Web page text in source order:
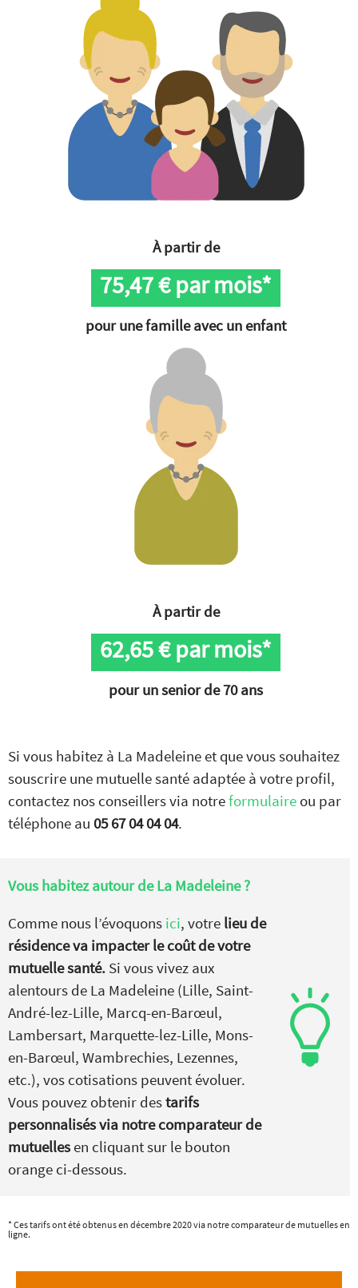
À partir de
75,47€ par mois*
pour une famille avec un enfant
À partir de
62,65€ par mois*
pour un senior de 70 ans
Si vous habitez à La Madeleine et que vous souhaitez
souscrire une mutuelle santé adaptée à votre profil,
contactez nos conseillers via notreformulaire ou par
téléphone au 05 67 04 04 04.
Vous habitez autour deLa Madeleine ?
Comme nous l’évoquons ici, votre lieu de
résidence va impacter le coût de votre
mutuelle santé. Si vous vivez aux
alentours de La Madeleine (Lille, Saint-
André-lez-Lille, Marcq-en-Barœul,
Lambersart, Marquette-lez-Lille, Mons-
en-Barœul, Wambrechies, Lezennes,
etc.), vos cotisations peuvent évoluer.
Vous pouvez obtenir destarifs
personnalisés via notre comparateur de
mutuelles en cliquant sur le bouton
orange ci-dessous.
* Ces tarifs ont été obtenus en décembre 2020 via notre comparateur de mutuelles en
ligne.